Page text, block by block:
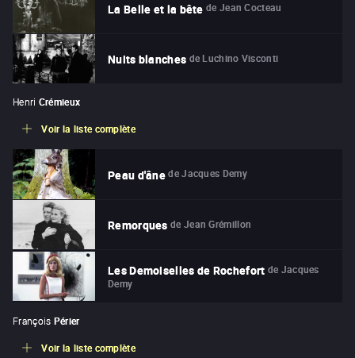
La Belle et la bête de Jean Cocteau
Nuits blanches de Luchino Visconti
Henri Crémieux
Voir la liste complète
Peau d'âne de Jacques Demy
Remorques de Jean Grémillon
Les Demoiselles de Rochefort de Jacques
Demy
François Périer
Voir la liste complète